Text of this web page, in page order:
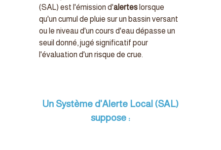
(SAL) est l'émission d'alertes lorsque
qu'un cumul de pluie sur un bassin versant
ou le niveau d'un cours d'eau dépasse un
seuil donné, jugé significatif pour
l'évaluation d'un risque de crue.
Un Système d'Alerte Local (SAL)
suppose :